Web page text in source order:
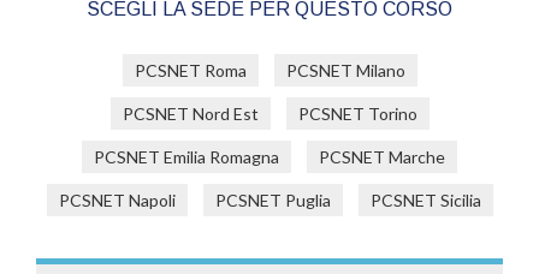
SCEGLI LA SEDE PER QUESTO CORSO
PCSNET Roma PCSNET Milano
PCSNET Nord Est PCSNET Torino
PCSNET Emilia Romagna PCSNET Marche
PCSNET Napoli PCSNET Puglia PCSNET Sicilia